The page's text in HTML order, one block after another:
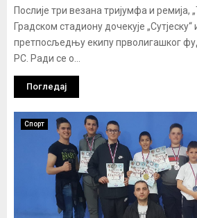
Послије три везана тријумфа и ремија,
Градском стадиону дочекује „Сутјеску“
претпосљедњу екипу прволигашког
РС. Ради се о...
Погледај
Спорт